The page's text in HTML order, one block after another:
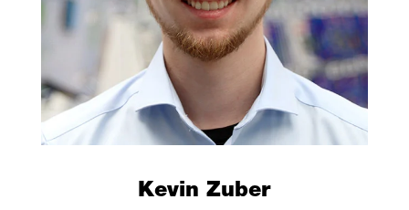
Kevin Zuber